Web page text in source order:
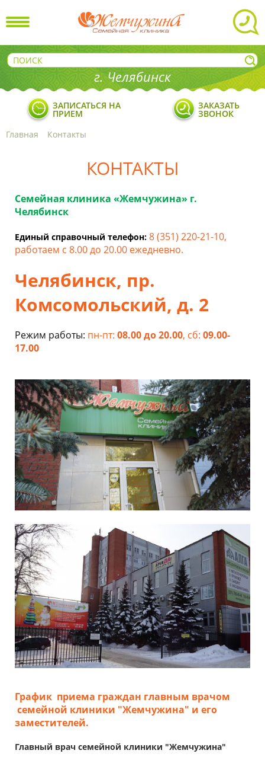
г. Челябинск
ЗАПИСАТЬСЯ НА
ПРИЕМ
ЗАКАЗАТЬ
ЗВОНОК
Главная
Контакты
КОНТАКТЫ
Семейная клиника «Жемчужина» г.
Челябинск
Единый справочный телефон: 8 (351) 220-21-10,
работаем с 8.00 до 20.00 ежедневно.
Челябинск, пр.
Комсомольский, д. 2
Режим работы: пн-пт: 08.00 до 20.00, сб: 09.00-
17.00
График приема граждан главным врачом
семейной клиники "Жемчужина" и его
заместителей.
Главный врач семейной клиники "Жемчужина"